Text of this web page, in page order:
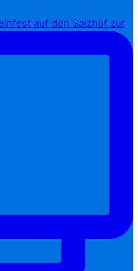
auf den Salzhof zur